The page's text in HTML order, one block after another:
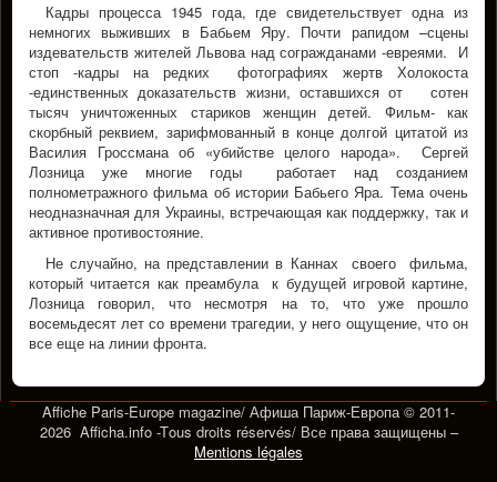
Кадры процесса 1945 года, где свидетельствует одна из
немногих выживших в Бабьем Яру. Почти рапидом –сцены
издевательств жителей Львова над согражданами -евреями. И
стоп -кадры на редких фотографиях жертв Холокоста
-единственных доказательств жизни, оставшихся от сотен
тысяч уничтоженных стариков женщин детей. Фильм- как
скорбный реквием, зарифмованный в конце долгой цитатой из
Василия Гроссмана об «убийстве целого народа». Сергей
Лозница уже многие годы работает над созданием
полнометражного фильма об истории Бабьего Яра. Тема очень
неодназначная для Украины, встречающая как поддержку, так и
активное противостояние.
Не случайно, на представлении в Каннах своего фильма,
который читается как преамбула к будущей игровой картине,
Лозница говорил, что несмотря на то, что уже прошло
восемьдесят лет со времени трагедии, у него ощущение, что он
все еще на линии фронта.
Affiche Paris-Europe magazine/ Афиша Париж-Европа © 2011-
2026 Afficha.info -Tous droits réservés/ Все права защищены –
Mentions légales